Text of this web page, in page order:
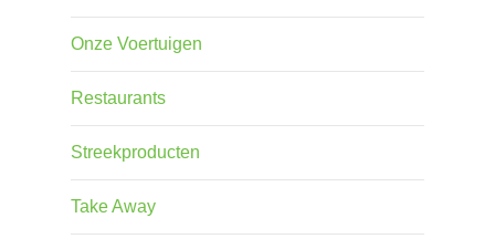
Onze Voertuigen
Restaurants
Streekproducten
Take Away